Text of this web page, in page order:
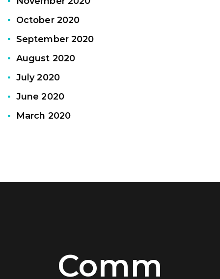
October 2020
September 2020
August 2020
July 2020
June 2020
March 2020
Comm